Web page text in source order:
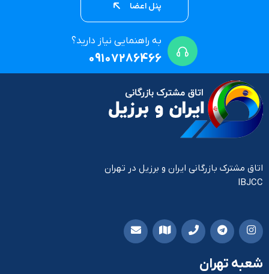
پنل اعضا
به راهنمایی نیاز دارید؟
09107286466
اتاق مشترک بازرگانی ایران و برزیل در تهران
IBJCC
شعبه تهران